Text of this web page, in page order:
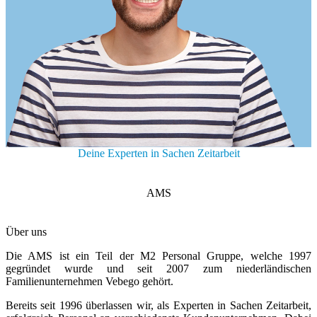
Deine Experten in Sachen Zeitarbeit
AMS
Über uns
Die AMS ist ein Teil der M2 Personal Gruppe, welche 1997
gegründet wurde und seit 2007 zum niederländischen
Familienunternehmen Vebego gehört.
Bereits seit 1996 überlassen wir, als Experten in Sachen Zeitarbeit,